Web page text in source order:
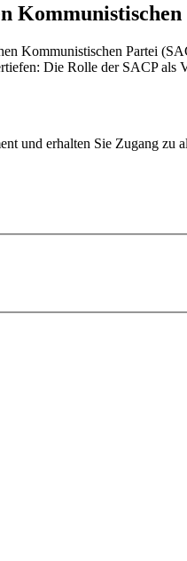
Kommunistischen Partei
Die Rolle der SACP als
und erhalten Sie Zugang zu